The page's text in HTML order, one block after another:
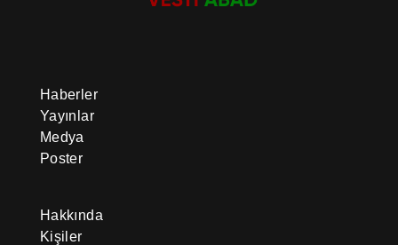
Haberler
Yayınlar
Medya
Poster
Hakkında
Kişiler